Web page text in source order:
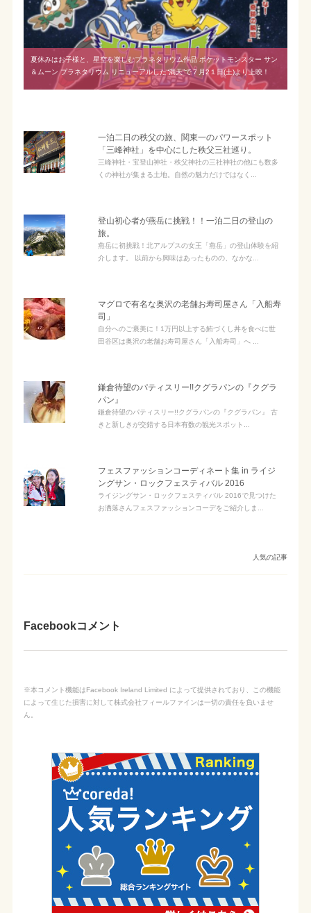
夏休みはお子様と、星空を楽しむプラネタリウム作品 ポケットモンスター サン
＆ムーン プラネタリウム リニューアルした“満天”で７月2１日(土)より上映！
一泊二日の秩父の旅、関東一のパワースポット
「三峰神社」を中心にした秩父三社巡り。
三峰神社・宝登山神社・秩父神社の三社神社の他にも数多
くの神社が集まる土地。自然の魅力だけではなく...
登山初心者が燕岳に挑戦！！一泊二日の登山の
旅。
燕岳に初挑戦！北アルプスの女王「燕岳」の登山体験を紹
介します。 以前から興味はあったものの、なかな...
マグロで有名な奥沢の老舗お寿司屋さん「入船寿
司」
自分へのご褒美に！1万円以上する鮪づくし丼を食べに世
田谷区は奥沢の老舗お寿司屋さん「入船寿司」へ ...
鎌倉待望のパティスリー!!クグラパンの『クグラ
パン』
鎌倉待望のパティスリー!!クグラパンの『クグラパン』 古
きと新しきが交錯する日本有数の観光スポット...
フェスファッションコーディネート集 in ライジ
ングサン・ロックフェスティバル 2016
ライジングサン・ロックフェスティバル 2016で見つけた
お洒落さんフェスファッションコーデをご紹介しま...
人気の記事
Facebookコメント
※本コメント機能はFacebook Ireland Limited によって提供されており、この機能
によって生じた損害に対して株式会社フィールファインは一切の責任を負いませ
ん。